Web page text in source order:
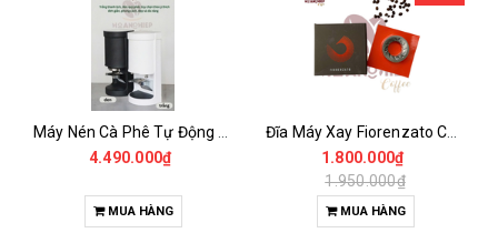
4.490.000₫
MUA HÀNG
1.800.000₫
1.950.000₫
MUA HÀNG